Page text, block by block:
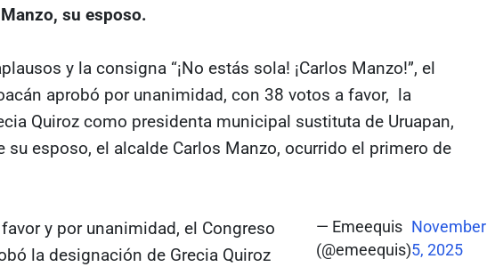
su esposo.
y la consigna “¡No estás sola! ¡Carlos Manzo!”, el
aprobó por unanimidad, con 38 votos a favor, la
Quiroz como presidenta municipal sustituta de Uruapan,
su esposo, el alcalde Carlos Manzo, ocurrido el primero de
y por unanimidad, el Congreso
la designación de Grecia Quiroz
— Emeequis
(@emeequis)
November
5, 2025